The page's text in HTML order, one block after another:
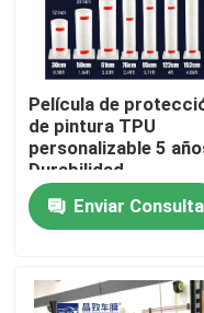
Inicio
Productos
Videos
Película de
de pintura TPU
personalizable 5
Durabilidad
pegamento
Enviar Consulta